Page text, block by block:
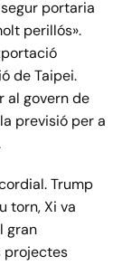
portaria
perillós».
de Taipei.
al govern de
previsió per a
Trump
torn, Xi va
gran
projectes